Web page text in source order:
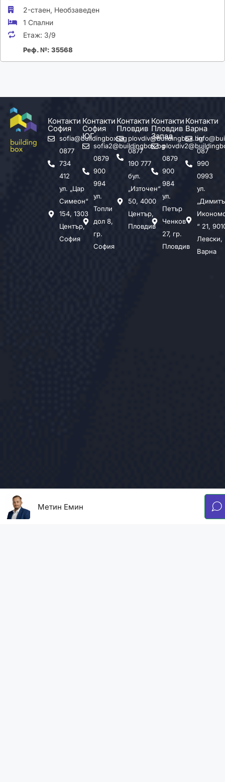
2-стаен, Необзаведен
1 Спални
Етаж: 3/9
Реф. №: 35568
Контакти
София
sofia@buildingbox.bg
0877
734
412
ул. „Цар
Симеон“
154, 1303
Център,
София
Контакти
София
ЮГ
sofia2@buildingbox.bg
0879
900
994
ул.
Топли
дол 8,
гр.
София
Контакти
Пловдив
plovdiv@buildingbox.bg
0877
190 777
бул.
„Източен“
50, 4000
Център,
Пловдив
Контакти
Пловдив
Запад
0879
900
984
ул.
Петър
Ченков
27, гр.
Пловдив
Контакти
Варна
087
990
0993
ул.
“ 21,
Левски,
Варна
Метин Емин